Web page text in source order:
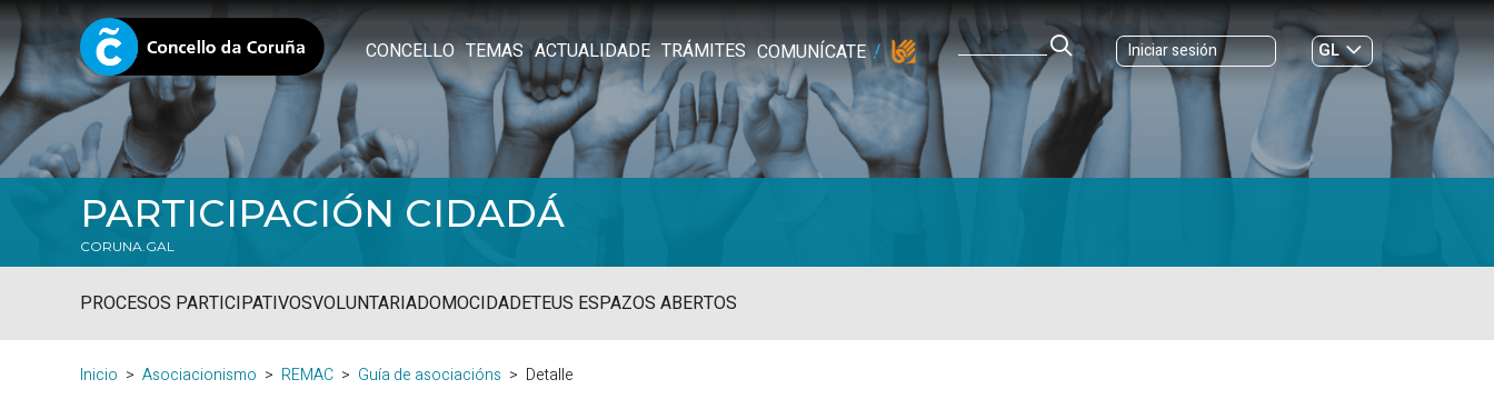
CONCELLO TEMAS ACTUALIDADE TRÁMITES COMUNÍCATE Iniciar sesión
GL
ES|
PARTICIPACIÓN CIDADÁ
CORUNA.GAL
PROCESOS PARTICIPATIVOSVOLUNTARIADOMOCIDADETEUS ESPAZOS ABERTOS
Inicio Asociacionismo REMAC Guía de asociacións Detalle